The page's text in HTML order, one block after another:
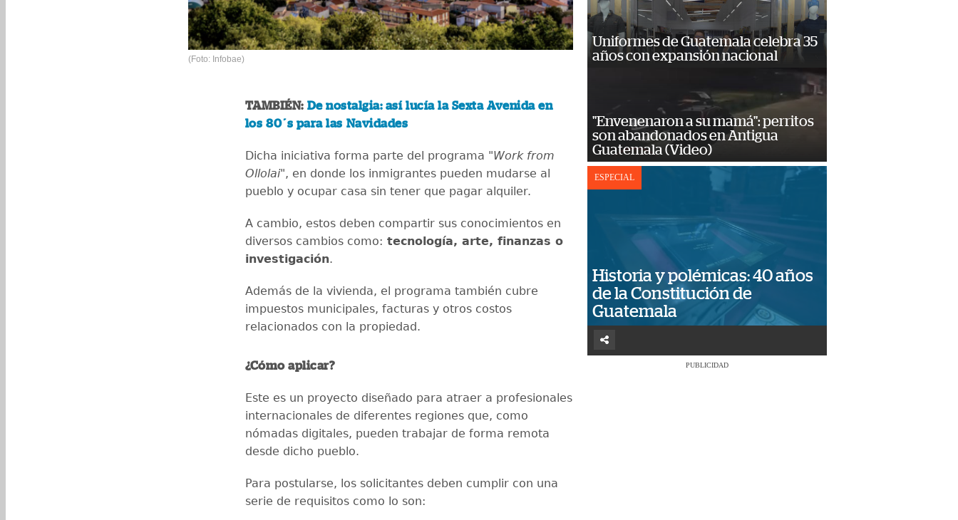
(Foto: Infobae)
TAMBIÉN: De nostalgia: así lucía la Sexta Avenida en
los 80´s para las Navidades
Dicha iniciativa forma parte del programa "Work from
Ollolai", en donde los inmigrantes pueden mudarse al
pueblo y ocupar casa sin tener que pagar alquiler.
A cambio, estos deben compartir sus conocimientos en
diversos cambios como: tecnología, arte, finanzas o
investigación.
Además de la vivienda, el programa también cubre
impuestos municipales, facturas y otros costos
relacionados con la propiedad.
¿Cómo aplicar?
Este es un proyecto diseñado para atraer a profesionales
internacionales de diferentes regiones que, como
nómadas digitales, pueden trabajar de forma remota
desde dicho pueblo.
Para postularse, los solicitantes deben cumplir con una
serie de requisitos como lo son:
Uniformes de Guatemala celebra 35
años con expansión nacional
"Envenenaron a su mamá": perritos
son abandonados en Antigua
Guatemala (Video)
ESPECIAL
Historia y polémicas: 40 años
de la Constitución de
Guatemala
PUBLICIDAD